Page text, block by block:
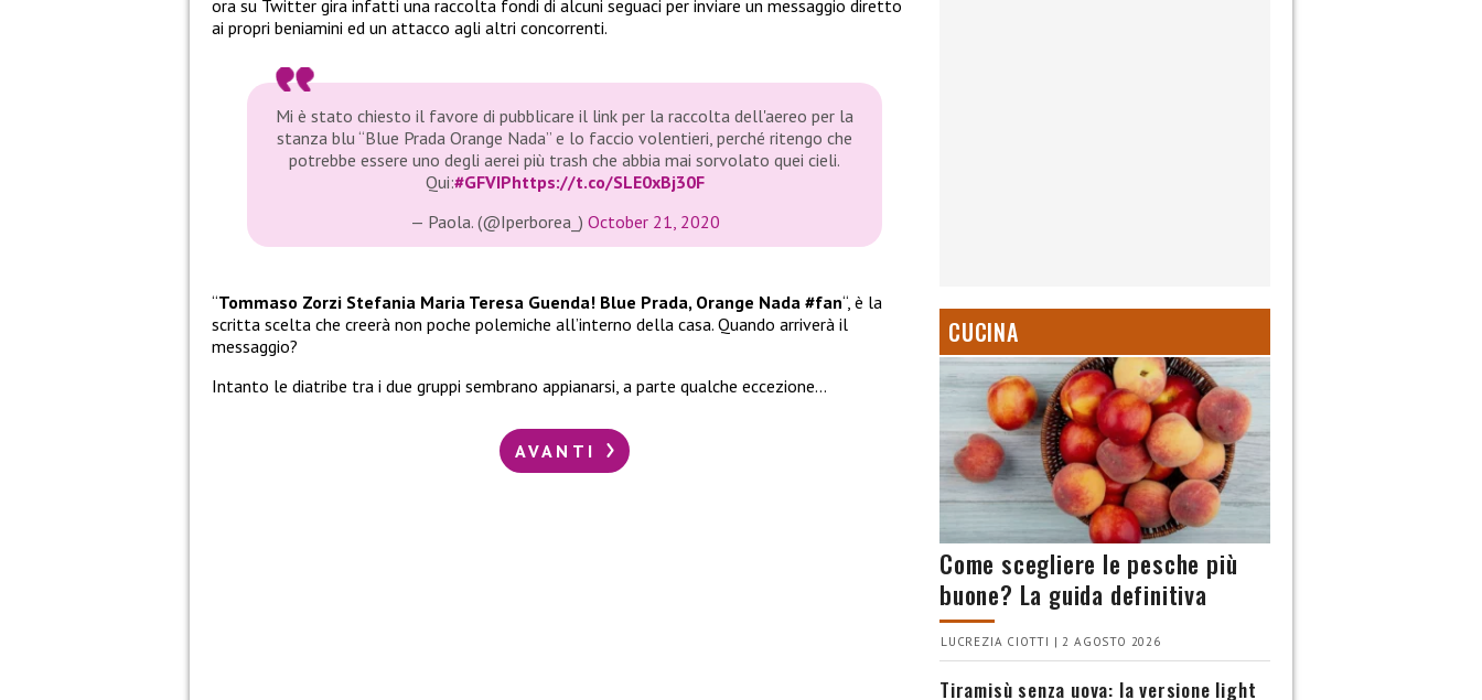
ora su Twitter gira infatti una raccolta fondi di alcuni seguaci per inviare un messaggio diretto
ai propri beniamini ed un attacco agli altri concorrenti.
Mi è stato chiesto il favore di pubblicare il link per la raccolta dell'aereo per la
stanza blu “Blue Prada Orange Nada” e lo faccio volentieri, perché ritengo che
potrebbe essere uno degli aerei più trash che abbia mai sorvolato quei cieli.
Qui:#GFVIPhttps://t.co/SLE0xBj30F
— Paola. (@Iperborea_) October 21, 2020
“Tommaso Zorzi Stefania Maria Teresa Guenda! Blue Prada, Orange Nada #fan“, è la
scritta scelta che creerà non poche polemiche all’interno della casa. Quando arriverà il
messaggio?
Intanto le diatribe tra i due gruppi sembrano appianarsi, a parte qualche eccezione…
AVANTI
CUCINA
Come scegliere le pesche più
buone? La guida definitiva
LUCREZIA CIOTTI | 2 AGOSTO 2026
Tiramisù senza uova: la versione light